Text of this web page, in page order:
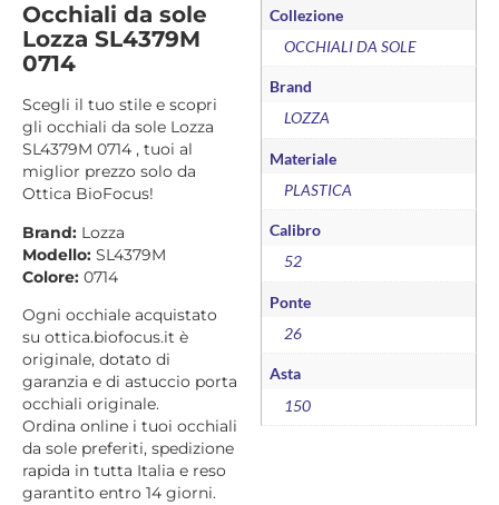
Occhiali da sole
Lozza SL4379M
0714
Scegli il tuo stile e scopri
gli occhiali da sole Lozza
SL4379M 0714 , tuoi al
miglior prezzo solo da
Ottica BioFocus!
Brand: Lozza
Modello: SL4379M
Colore: 0714
Ogni occhiale acquistato
su ottica.biofocus.it è
originale, dotato di
garanzia e di astuccio porta
occhiali originale.
Ordina online i tuoi occhiali
da sole preferiti, spedizione
rapida in tutta Italia e reso
garantito entro 14 giorni.
Collezione
OCCHIALI DA SOLE
Brand
LOZZA
Materiale
PLASTICA
Calibro
52
Ponte
26
Asta
150